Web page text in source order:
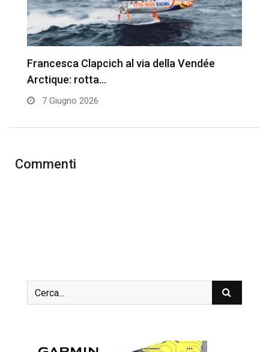
Francesca Clapcich al via della Vendée
Arctique: rotta…
7 Giugno 2026
Commenti